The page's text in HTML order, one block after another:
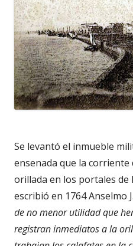
Se levantó el inmueble
ensenada que la
orillada en los portales de
escribió en 1764 Anselmo
de no menor utilidad que
registran inmediatos a la